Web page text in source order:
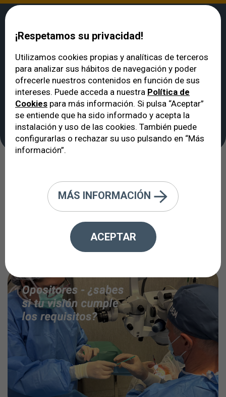
VERTE Opositores a cuerpos de seguridad en Barcelona
Opositores a cuerpos
de seguridad en
Barcelona
Cirugía LASIK
21/04/2026
¿Sabes si tu visión cumple los
requisitos?
¡Respetamos su privacidad!
Utilizamos cookies propias y analíticas de terceros
para analizar sus hábitos de navegación y poder
ofrecerle nuestros contenidos en función de sus
intereses. Puede acceda a nuestra Política de
Cookies para más información. Si pulsa “Aceptar”
se entiende que ha sido informado y acepta la
instalación y uso de las cookies. También puede
configurarlas o rechazar su uso pulsando en “Más
información”.
MÁS INFORMACIÓN
ACEPTAR